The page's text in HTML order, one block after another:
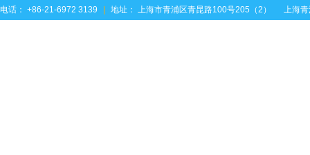
电话： +86-21-6972 3139 地址： 上海市青浦区青昆路100号205（2） 上海